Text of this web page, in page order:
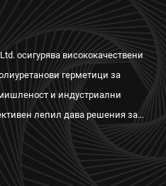
осигурява висококачествени
герметици за
и индустриални
лепил дава решения за
следпродажбено